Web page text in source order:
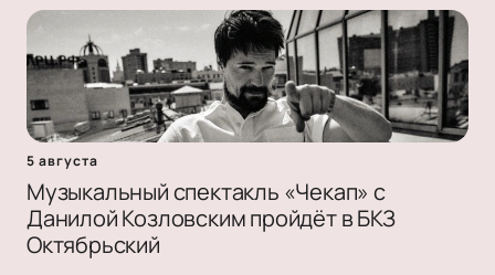
5 августа
Музыкальный спектакль «Чекап» с
Данилой Козловским пройдёт в БКЗ
Октябрьский